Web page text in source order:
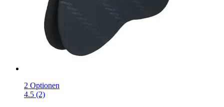
2 Optionen
4.5 (2)